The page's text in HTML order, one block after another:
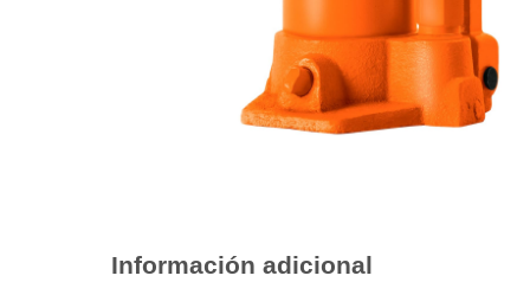
Información adicional